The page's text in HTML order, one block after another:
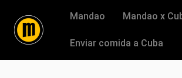
Mandao Mandao x
Enviar comida a Cuba